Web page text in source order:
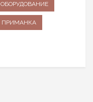
ОБОРУДОВАНИЕ
ПРИМАНКА